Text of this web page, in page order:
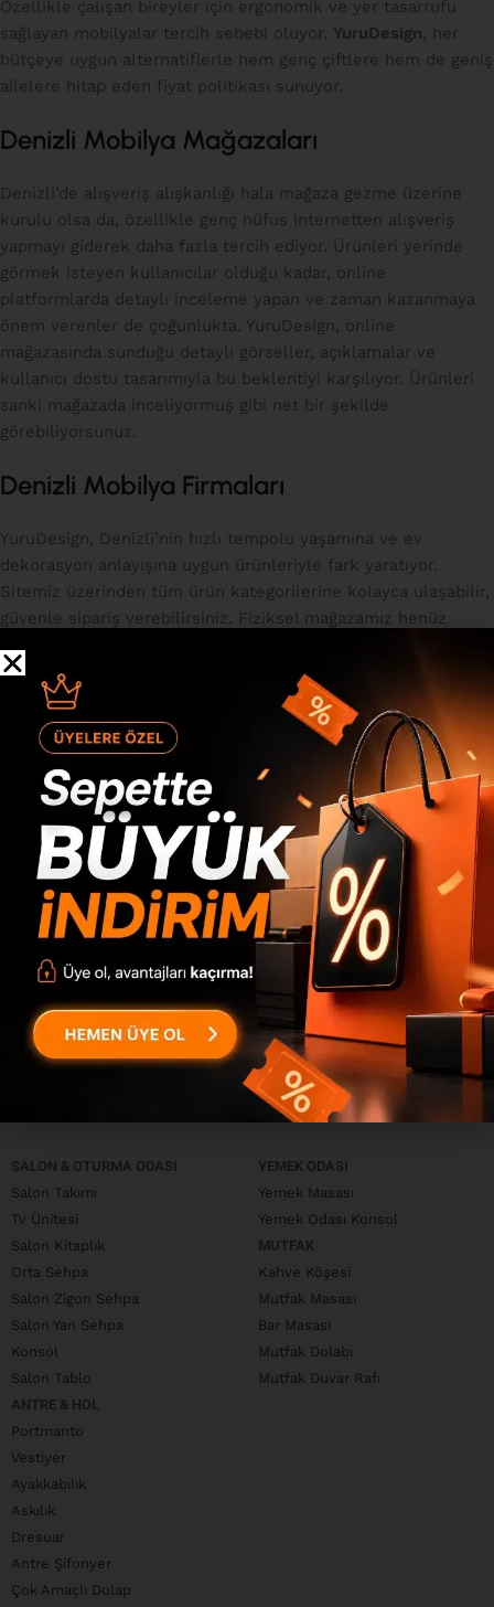
Özellikle çalışan bireyler için ergonomik ve yer tasarrufu
sağlayan mobilyalar tercih sebebi oluyor. YuruDesign, her
bütçeye uygun alternatiflerle hem genç çiftlere hem de geniş
ailelere hitap eden fiyat politikası sunuyor.
Denizli Mobilya Mağazaları
Denizli’de alışveriş alışkanlığı hala mağaza gezme üzerine
kurulu olsa da, özellikle genç nüfus internetten alışveriş
yapmayı giderek daha fazla tercih ediyor. Ürünleri yerinde
görmek isteyen kullanıcılar olduğu kadar, online
platformlarda detaylı inceleme yapan ve zaman kazanmaya
önem verenler de çoğunlukta. YuruDesign, online
mağazasında sunduğu detaylı görseller, açıklamalar ve
kullanıcı dostu tasarımıyla bu beklentiyi karşılıyor. Ürünleri
sanki mağazada inceliyormuş gibi net bir şekilde
görebiliyorsunuz.
Denizli Mobilya Firmaları
YuruDesign, Denizli’nin hızlı tempolu yaşamına ve ev
dekorasyon anlayışına uygun ürünleriyle fark yaratıyor.
Sitemiz üzerinden tüm ürün kategorilerine kolayca ulaşabilir,
güvenle sipariş verebilirsiniz. Fiziksel mağazamız henüz
destek hizmetlerimiz sayesinde hiçbir adımda yalnız
kalmazsınız. Şıklığı, kaliteyi ve kullanım kolaylığını bir arada
sunan YuruDesign, Denizli’de evini yenilemek isteyenler için
güçlü bir çözüm ortağı.
Denizli’de yaşıyorsanız ve evinizi tarzınıza uygun, kullanışlı
mobilyalarla yenilemek istiyorsanız,YuruDesignher zevke
hitap eden seçenekleriyle size ilham verecek.
Daha yeni Daha eski
SALON & OTURMA ODASI
Salon Takımı
Tv Ünitesi
Salon Kitaplık
Orta Sehpa
Salon Zigon Sehpa
Salon Yan Sehpa
Konsol
Salon Tablo
ANTRE & HOL
Portmanto
Vestiyer
Ayakkabılık
Askılık
Dresuar
Antre Şifonyer
Çok Amaçlı Dolap
YEMEK ODASI
Yemek Masası
Yemek Odası Konsol
MUTFAK
Kahve Köşesi
Mutfak Masası
Bar Masası
Mutfak Dolabı
Mutfak Duvar Rafı